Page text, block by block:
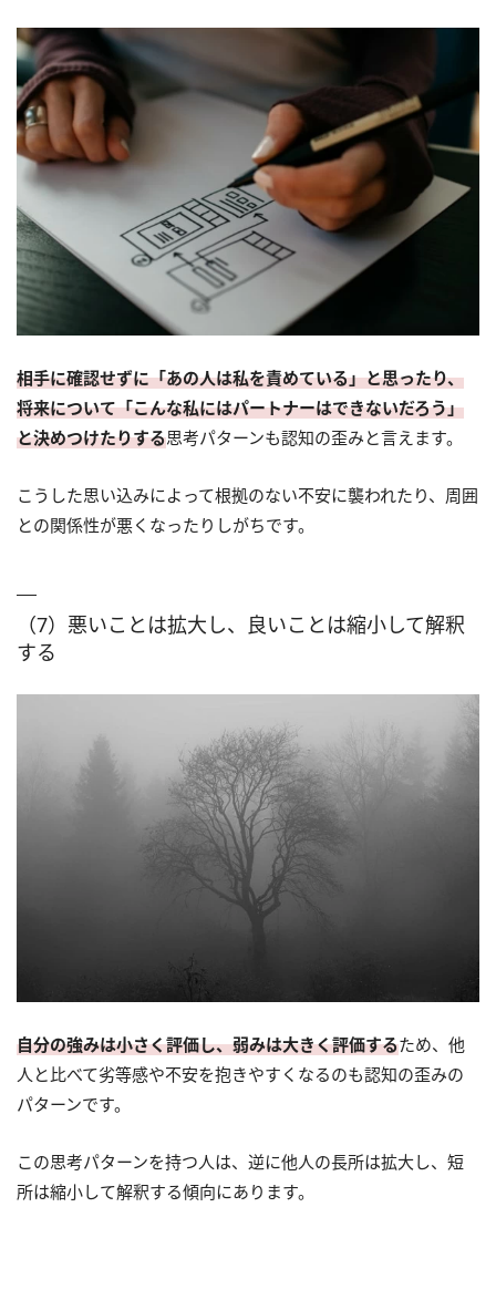
相手に確認せずに「あの人は私を責めている」と思ったり、
将来について「こんな私にはパートナーはできないだろう」
と決めつけたりする思考パターンも認知の歪みと言えます。
こうした思い込みによって根拠のない不安に襲われたり、周囲
との関係性が悪くなったりしがちです。
（7）悪いことは拡大し、良いことは縮小して解釈
する
自分の強みは小さく評価し、弱みは大きく評価するため、他
人と比べて劣等感や不安を抱きやすくなるのも認知の歪みの
パターンです。
この思考パターンを持つ人は、逆に他人の長所は拡大し、短
所は縮小して解釈する傾向にあります。